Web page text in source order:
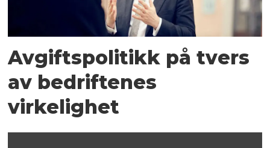
Avgiftspolitikk på tvers
av bedriftenes
virkelighet